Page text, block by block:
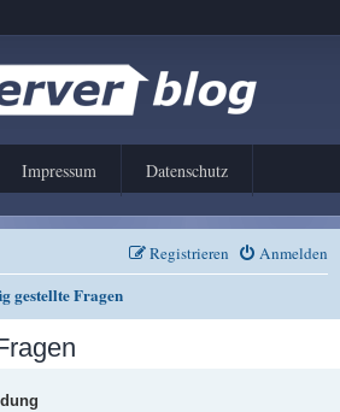
Impressum Datenschutz
Anmelden
Registrieren
gestellte Fragen